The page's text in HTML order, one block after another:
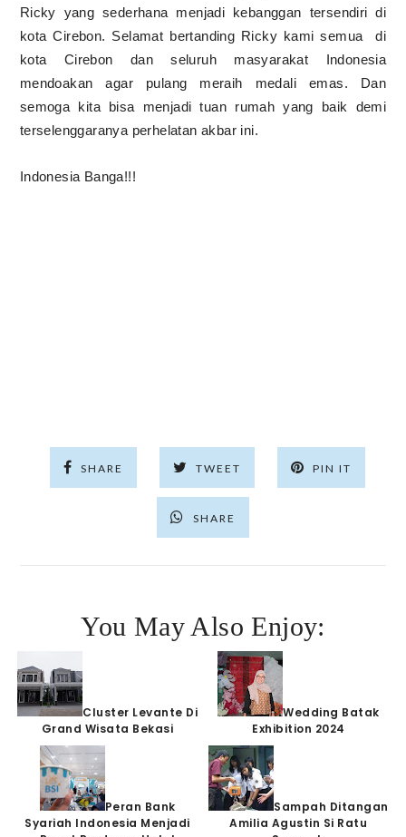
Ricky yang sederhana menjadi kebanggan tersendiri di
kota Cirebon. Selamat bertanding Ricky kami semua
di
kota Cirebon dan seluruh masyarakat Indonesia
mendoakan agar pulang meraih medali emas. Dan
semoga kita bisa menjadi tuan rumah yang baik demi
terselenggaranya perhelatan akbar ini.
Indonesia Banga!!!
SHARE TWEET PIN IT
SHARE
You May Also Enjoy:
Cluster Levante Di
Grand Wisata Bekasi
Wedding Batak
Exhibition 2024
Peran Bank
Syariah Indonesia Menjadi
Sampah Ditangan
Amilia Agustin Si Ratu